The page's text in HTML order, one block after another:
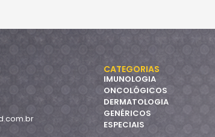
CATEGORIAS
IMUNOLOGIA
ONCOLÓGICOS
DERMATOLOGIA
GENÉRICOS
ESPECIAIS